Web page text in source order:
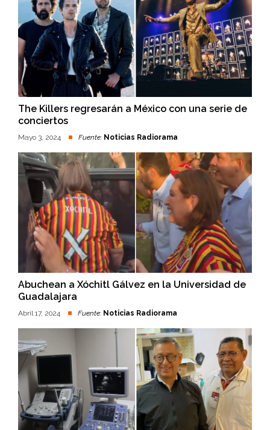
The Killers regresarán a México con una serie de
conciertos
Mayo 3, 2024 Fuente: Noticias Radiorama
Abuchean a Xóchitl Gálvez en la Universidad de
Guadalajara
Abril 17, 2024 Fuente: Noticias Radiorama